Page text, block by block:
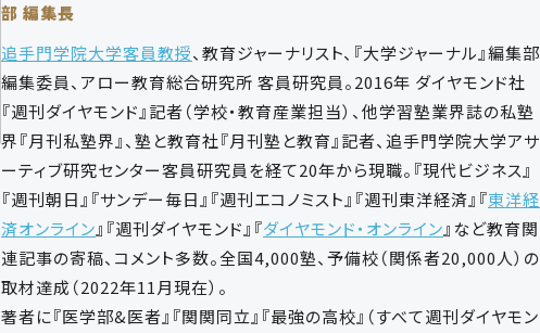
部 編集長
追手門学院大学客員教授、教育ジャーナリスト、『大学ジャーナル』編集部
編集委員、アロー教育総合研究所 客員研究員。2016年 ダイヤモンド社
『週刊ダイヤモンド』記者（学校・教育産業担当）、他学習塾業界誌の私塾
界『月刊私塾界』、塾と教育社『月刊塾と教育』記者、追手門学院大学アサ
ーティブ研究センター客員研究員を経て20年から現職。『現代ビジネス』
『週刊朝日』『サンデー毎日』『週刊エコノミスト』『週刊東洋経済』『東洋経
済オンライン』『週刊ダイヤモンド』『ダイヤモンド・オンライン』など教育関
連記事の寄稿、コメント多数。全国4,000塾、予備校（関係者20,000人）の
取材達成（2022年11月現在）。
著者に『医学部&医者』『関関同立』『最強の高校』（すべて週刊ダイヤモン